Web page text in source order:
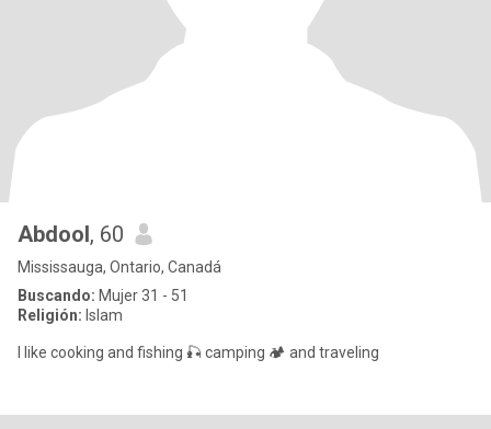
Abdool, 60
Mississauga, Ontario, Canadá
Buscando: Mujer 31 - 51
Religión: Islam
I like cooking and fishing 🎣 camping 🏕 and traveling